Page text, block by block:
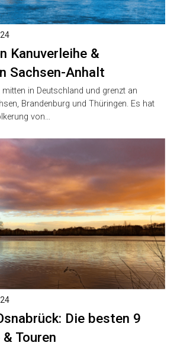
Kanuverleihe &
Sachsen-Anhalt
in Deutschland und grenzt an
Brandenburg und Thüringen. Es hat
von…
Die besten 9
Touren